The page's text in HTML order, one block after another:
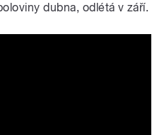
dubna, odlétá v září.